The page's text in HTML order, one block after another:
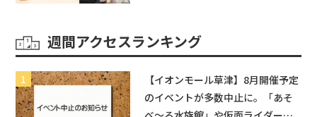
週間アクセスランキング
【イオンモール草津】8月開催予定
のイベントが多数中止に。「あそ